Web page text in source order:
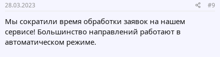
28.03.2023 #9
Мы сократили время обработки заявок на нашем
сервисе! Большинство направлений работают в
автоматическом режиме.